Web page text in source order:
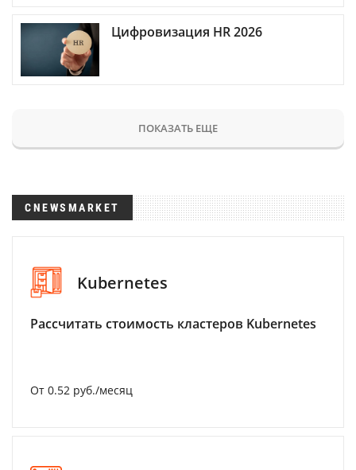
Цифровизация HR 2026
ПОКАЗАТЬ ЕЩЕ
CNEWSMARKET
Kubernetes
Рассчитать стоимость кластеров Kubernetes
От 0.52 руб./месяц